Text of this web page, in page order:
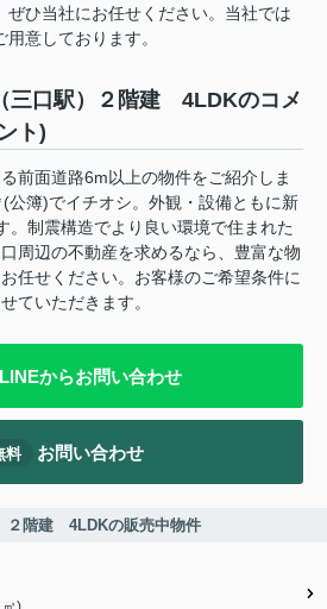
ぜひ当社にお任せください。当社では
意しております。
口駅）２階建 4LDKのコメ
ト)
前面道路6m以上の物件をご紹介しま
公簿)でイチオシ。外観・設備ともに新
。制震構造でより良い環境で住まれた
周辺の不動産を求めるなら、豊富な物
任せください。お客様のご希望条件に
ていただきます。
LINEからお問い合わせ
料 お問い合わせ
２階建 4LDKの販売中物件